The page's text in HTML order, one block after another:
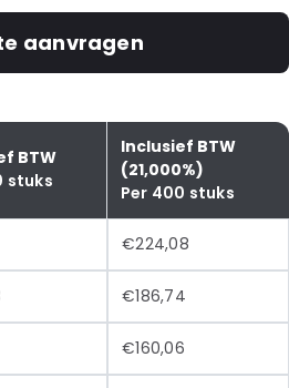
aanvragen
BTW
stuks
Inclusief BTW
(21,000%)
Per 400 stuks
€224,08
€186,74
€160,06